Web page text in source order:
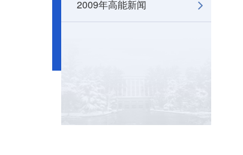
2009年高能新闻